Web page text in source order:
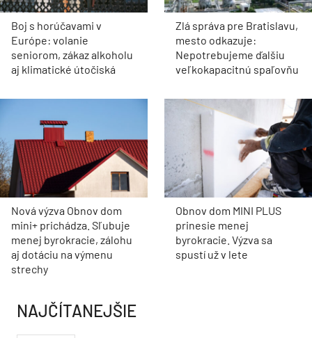
Boj s horúčavami v
Európe: volanie
seniorom, zákaz alkoholu
aj klimatické útočiská
Zlá správa pre Bratislavu,
mesto odkazuje:
Nepotrebujeme ďalšiu
veľkokapacitnú spaľovňu
Nová výzva Obnov dom
mini+ prichádza. Sľubuje
menej byrokracie, zálohu
aj dotáciu na výmenu
strechy
Obnov dom MINI PLUS
prinesie menej
byrokracie. Výzva sa
spustí už v lete
NAJČÍTANEJŠIE